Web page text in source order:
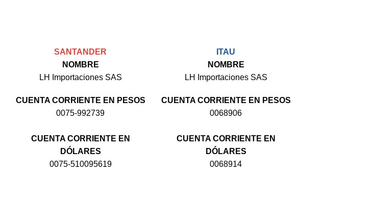
SANTANDER
NOMBRE
LH Importaciones SAS
CUENTA CORRIENTE EN PESOS
0075-992739
CUENTA CORRIENTE EN
DÓLARES
0075-510095619
ITAU
NOMBRE
LH Importaciones SAS
CUENTA CORRIENTE EN PESOS
0068906
CUENTA CORRIENTE EN
DÓLARES
0068914